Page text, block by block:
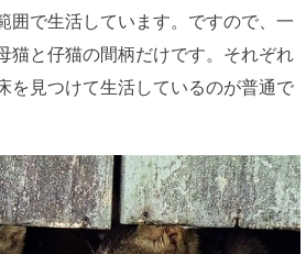
囲で生活しています。ですので、一
猫と仔猫の間柄だけです。それぞれ
を見つけて生活しているのが普通で